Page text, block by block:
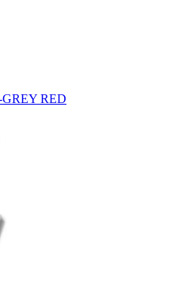
GREY RED